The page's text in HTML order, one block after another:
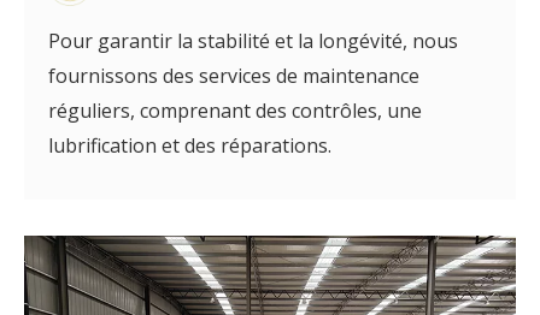
Pour garantir la stabilité et la longévité, nous
fournissons des services de maintenance
réguliers, comprenant des contrôles, une
lubrification et des réparations.